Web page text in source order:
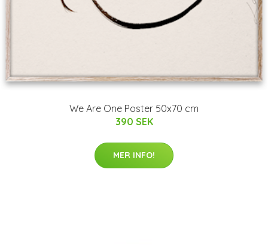
We Are One Poster 50x70 cm
390 SEK
MER INFO!